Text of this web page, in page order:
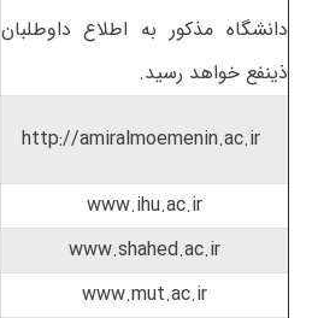
دانشگاه مذکور به اطلاع داوطلبان
ذینفع خواهد رسید.
http://amiralmoemenin.ac.ir
www.ihu.ac.ir
www.shahed.ac.ir
www.mut.ac.ir